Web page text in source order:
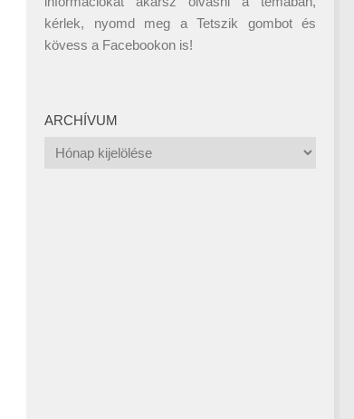
kérlek, nyomd meg a Tetszik gombot és
kövess a Facebookon is!
ARCHÍVUM
Archívum